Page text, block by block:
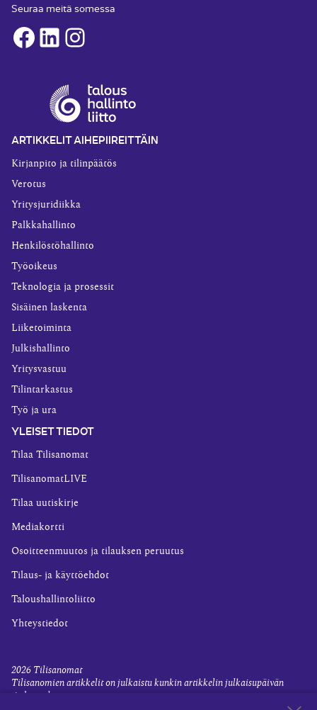
Seuraa meitä somessa
Facebook
LinkedInInstagram
ARTIKKELIT AIHEPIIREITTÄIN
Kirjanpito ja tilinpäätös
Verotus
Yritysjuridiikka
Palkkahallinto
Henkilöstöhallinto
Työoikeus
Teknologia ja prosessit
Sisäinen laskenta
Liiketoiminta
Julkishallinto
Yritysvastuu
Tilintarkastus
Työ ja ura
YLEISET TIEDOT
Tilaa Tilisanomat
TilisanomatLIVE
Tilaa uutiskirje
Mediakortti
Osoitteenmuutos ja tilauksen peruutus
Tilaus- ja käyttöehdot
Taloushallintoliitto
Yhteystiedot
2026 Tilisanomat
Tilisanomien artikkelit on julkaistu kunkin artikkelin julkaisupäivän
tiedon valossa.